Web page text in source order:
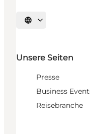
Sprache auswählen
Unsere Seiten
Presse
Business
Reisebranche